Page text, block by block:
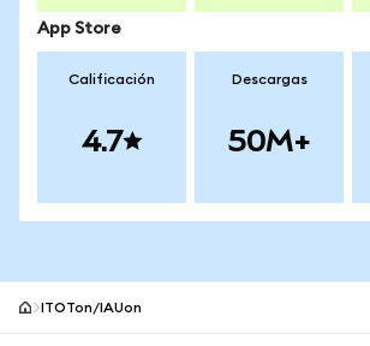
App Store
Calificación
4.7
Descargas
50M+
ITOTon/IAUon